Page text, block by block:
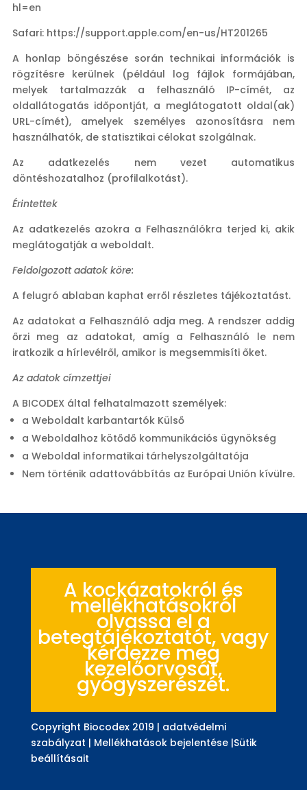
hl=en
Safari: https://support.apple.com/en-us/HT201265
A honlap böngészése során technikai információk is
rögzítésre kerülnek (például log fájlok formájában,
melyek tartalmazzák a felhasználó IP-címét, az
oldallátogatás időpontját, a meglátogatott oldal(ak)
URL-címét), amelyek személyes azonosításra nem
használhatók, de statisztikai célokat szolgálnak.
Az adatkezelés nem vezet automatikus
döntéshozatalhoz (profilalkotást).
Érintettek
Az adatkezelés azokra a Felhasználókra terjed ki, akik
meglátogatják a weboldalt.
Feldolgozott adatok köre:
A felugró ablaban kaphat erről részletes tájékoztatást.
Az adatokat a Felhasználó adja meg. A rendszer addig
őrzi meg az adatokat, amíg a Felhasználó le nem
iratkozik a hírlevélről, amikor is megsemmisíti őket.
Az adatok címzettjei
A BICODEX által felhatalmazott személyek:
a Weboldalt karbantartók Külső
a Weboldalhoz kötődő kommunikációs ügynökség
a Weboldal informatikai tárhelyszolgáltatója
Nem történik adattovábbítás az Európai Unión kívülre.
A kockázatokról és
mellékhatásokról
olvassa el a
betegtájékoztatót, vagy
kérdezze meg
kezelőorvosát,
gyógyszerészét.
Copyright Biocodex 2019 | adatvédelmi
szabályzat | Mellékhatások bejelentése|Sütik
beállításait